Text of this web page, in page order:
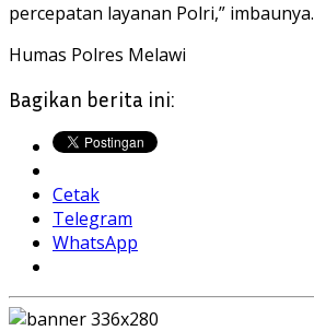
percepatan layanan Polri,” imbaunya.
Humas Polres Melawi
Bagikan berita ini:
Cetak
Telegram
WhatsApp